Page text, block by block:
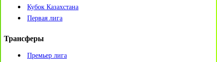
Кубок Казахстана
Первая лига
Трансферы
Премьер лига